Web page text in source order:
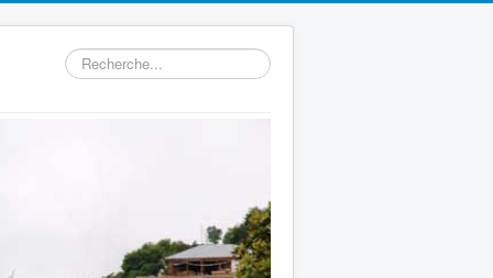
Rechercher